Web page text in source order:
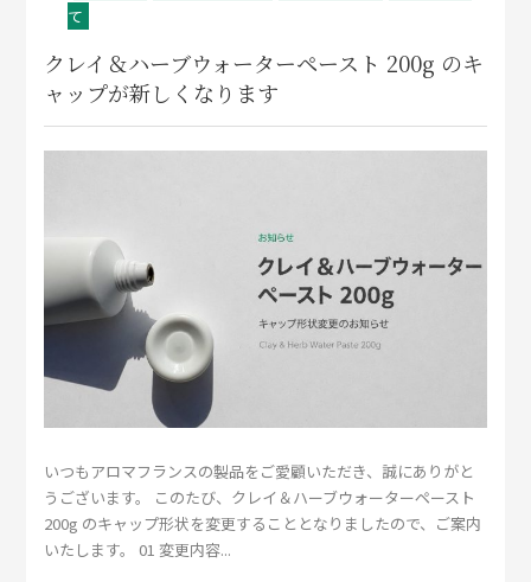
て
クレイ＆ハーブウォーターペースト 200g のキ
ャップが新しくなります
いつもアロマフランスの製品をご愛顧いただき、誠にありがと
うございます。 このたび、クレイ＆ハーブウォーターペースト
200g のキャップ形状を変更することとなりましたので、ご案内
いたします。 01 変更内容...